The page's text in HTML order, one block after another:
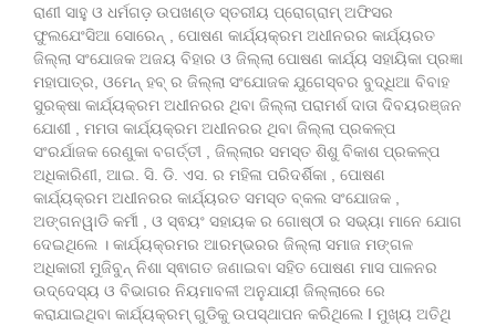
ରାଣୀ ସାହୁ ଓ ଧର୍ମଗଡ଼ ଉପଖଣ୍ଡ ସ୍ତରୀୟ ପ୍ରୋଗ୍ରାମ୍ ଅଫିସର
ଫୁଲଯେଂସିଆ ସୋରେନ୍ , ପୋଷଣ କାର୍ଯ୍ୟକ୍ରମ ଅଧୀନରର କାର୍ଯ୍ୟରତ
ଜିଲ୍ଲା ସଂଯୋଜକ ଅଜୟ ବିହାର ଓ ଜିଲ୍ଲା ପୋଷଣ କାର୍ଯ୍ୟ ସହାୟିକା ପ୍ରଜ୍ଞା
ମହାପାତ୍ର, ଓମେନ୍ ହବ୍ ର ଜିଲ୍ଲା ସଂଯୋଜକ ଯୁଗେସ୍ବର ବୁଦ୍ଧିଆ ବିବାହ
ସୁରକ୍ଷା କାର୍ଯ୍ୟକ୍ରମ ଅଧୀନରର ଥିବା ଜିଲ୍ଲା ପରାମର୍ଶ ଦାତା ଦିବୟରଞ୍ଜନ
ଯୋଶୀ , ମମତା କାର୍ଯ୍ୟକ୍ରମ ଅଧୀନରର ଥିବା ଜିଲ୍ଲା ପ୍ରକଳ୍ପ
ସଂରର୍ଯାଜକ ରେଣୁକା ବଗର୍ତ୍ତୀ , ଜିଲ୍ଲାର ସମସ୍ତ ଶିଶୁ ବିକାଶ ପ୍ରକଳ୍ପ
ଅଧିକାରିଣୀ, ଆଇ. ସି. ଡି. ଏସ. ର ମହିଳା ପରିଦର୍ଶିକା , ପୋଷଣ
କାର୍ଯ୍ୟକ୍ରମ ଅଧୀନରର କାର୍ଯ୍ୟରତ ସମସ୍ତ ବ୍କଲ ସଂଯୋଜକ ,
ଅଙ୍ଗନୱାଡି କର୍ମୀ , ଓ ସ୍ଵୟଂ ସହାୟକ ର ଗୋଷ୍ଠୀ ର ସଭ୍ୟା ମାନେ ଯୋଗ
ଦେଇଥିଲେ । କାର୍ଯ୍ୟକ୍ରମର ଆରମ୍ଭରର ଜିଲ୍ଲା ସମାଜ ମଙ୍ଗଳ
ଅଧିକାରୀ ମୁଜିବୁନ୍ ନିଶା ସ୍ଵାଗତ ଜଣାଇବା ସହିତ ପୋଷଣ ମାସ ପାଳନର
ଉଦ୍ଦେସ୍ୟ ଓ ବିଭାଗର ନିୟମାବଳୀ ଅନୁଯାୟୀ ଜିଲ୍ଲାରେ ରେ
କରାଯାଇଥିବା କାର୍ଯ୍ୟକ୍ରମ୍ ଗୁଡିକୁ ଉପସ୍ଥାପନ କରିଥିଲେ I ମୁଖ୍ୟ ଅତିଥି